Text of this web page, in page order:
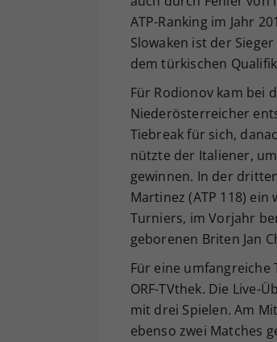
ATP-Ranking im Jahr
Slowaken ist der
dem türkischen
Für Rodionov kam bei
Niederösterreicher
Tiebreak für sich,
nützte der Italiener,
gewinnen. In der
Martinez (ATP 118)
Turniers, im Vorjahr
geborenen Briten Jan
Für eine umfangreiche
ORF-TVthek. Die Live-
mit drei Spielen. Am
ebenso zwei Matches